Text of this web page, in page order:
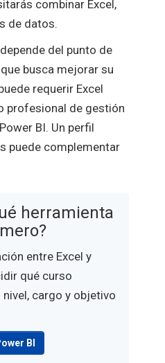
combinar Excel,
de datos.
del punto de
busca mejorar su
requerir Excel
profesional de gestión
BI. Un perfil
puede complementar
herramienta
entre Excel y
qué curso
cargo y objetivo
BI